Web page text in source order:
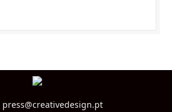
press@creativedesign.pt